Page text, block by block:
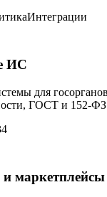
Интеграции
ИС
для
ГОСТ и 152-
маркетплейсы